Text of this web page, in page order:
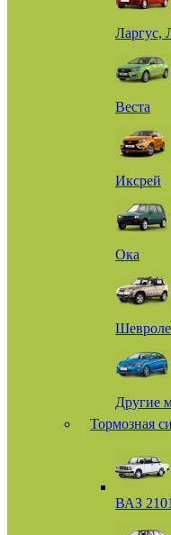
Ларгус,
Веста
Иксрей
Ока
Другие
Тормозная
ВАЗ